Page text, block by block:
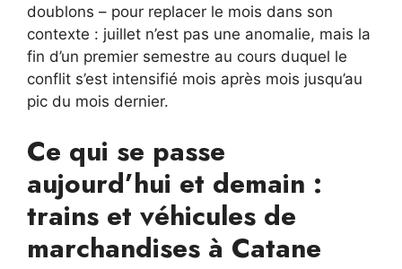
doublons – pour replacer le mois dans son
contexte : juillet n’est pas une anomalie, mais la
fin d’un premier semestre au cours duquel le
conflit s’est intensifié mois après mois jusqu’au
pic du mois dernier.
Ce qui se passe
aujourd’hui et demain :
trains et véhicules de
marchandises à Catane